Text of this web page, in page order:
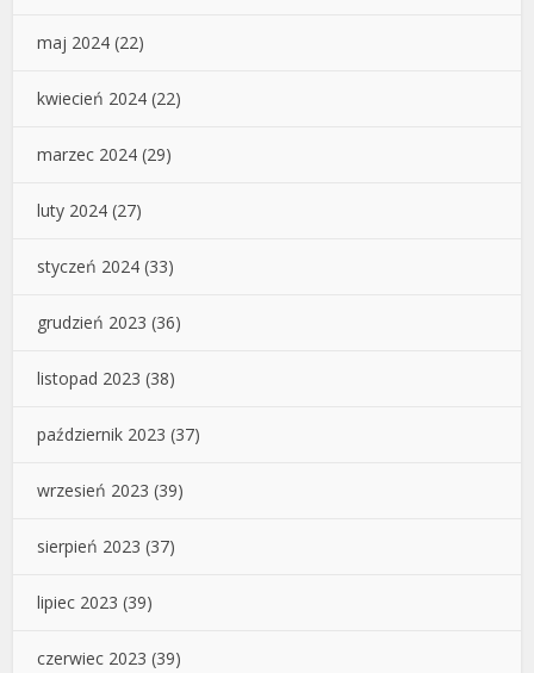
maj 2024 (22)
kwiecień 2024 (22)
marzec 2024 (29)
luty 2024 (27)
styczeń 2024 (33)
grudzień 2023 (36)
listopad 2023 (38)
październik 2023 (37)
wrzesień 2023 (39)
sierpień 2023 (37)
lipiec 2023 (39)
czerwiec 2023 (39)